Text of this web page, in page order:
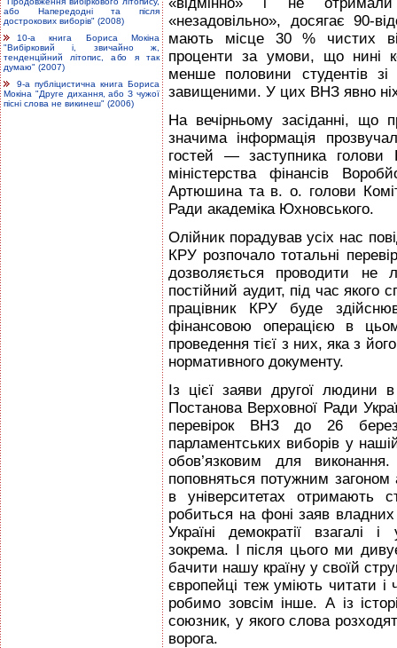
або Напередодні та після
дострокових виборів" (2008)
10-а книга Бориса Мокіна
"Вибірковий і, звичайно ж,
тенденційний літопис, або я так
думаю" (2007)
9-а публіцистична книга Бориса
Мокіна "Друге дихання, або З чужої
пісні слова не викинеш" (2006)
«незадовільно», досягає 90-
мають місце 30 % чистих
проценти за умови, що нині
менше половини студентів
завищеними. У цих ВНЗ явно
На вечірньому засіданні, що
значима інформація
гостей — заступника голови
мінiстерства фінансів
Артюшина та в. о. голови
Ради академіка Юхновського.
Олійник порадував усіх нас
КРУ розпочало тотальні
дозволяється проводити не
постійний аудит, під час якого
працівник КРУ буде
фiнансовою операцією в
проведення тієї з них, яка з
нормативного документу.
Із цієї заяви другої
Постанова Верховної Ради
перевірок ВНЗ до 26
парламентських виборів у
обов’язковим для
поповняться потужним
в університетах отримають
робиться на фоні заяв
Україні демократії взагалі і
зокрема. І після цього ми
бачити нашу країну у своїй
європейці теж уміють читати
робимо зовсім інше. А із
союзник, у якого слова
ворога.